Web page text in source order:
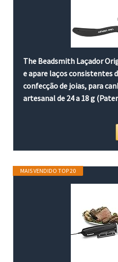
The Beadsmith Laçador
e apare laços consistentes
confecção de joias, para
artesanal de 24 a 18 g
MAIS VENDIDO TOP 20